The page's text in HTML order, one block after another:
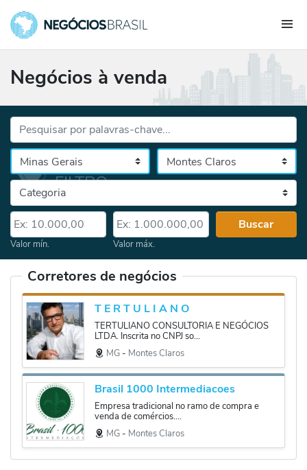
Negócios à venda
Palavras-chave...
Cidade
Selecione o estado, depois a cidade
Categoria
Valor mín.
Valor mín.
Valor máx.
Valor máx.
Buscar
Corretores de negócios
T E R T U L I A N O
TERTULIANO CONSULTORIA E NEGÓCIOS
LTDA. Inscrita no CNPJ so...
MG ‐ Montes Claros
Brasil 1000 Intermediacoes
Empresa tradicional no ramo de compra e
venda de comércios....
MG ‐ Montes Claros